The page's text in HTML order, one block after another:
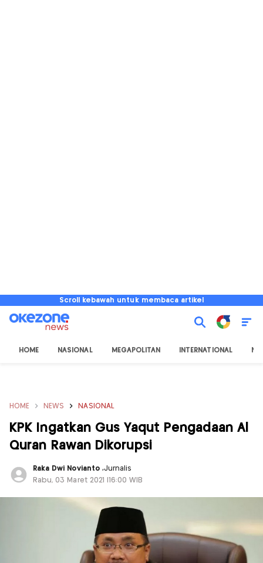
Scroll kebawah untuk membaca artikel
HOME NASIONAL MEGAPOLITAN INTERNATIONAL
HOME NEWS NASIONAL
KPK Ingatkan Gus Yaqut Pengadaan Al
Quran Rawan Dikorupsi
Raka Dwi Novianto ,Jurnalis
Rabu, 03 Maret 2021 |16:00 WIB